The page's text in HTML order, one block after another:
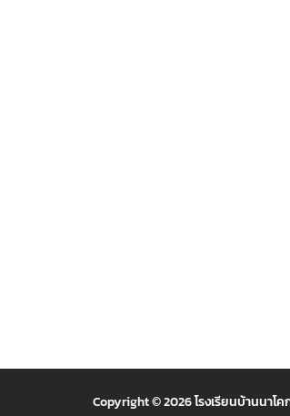
Copyright © 2026โรงเรียนบ้านนาโ